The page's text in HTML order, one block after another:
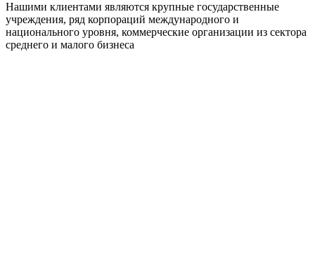
Нашими клиентами являются крупные государственные
учреждения, ряд корпораций международного и
национального уровня, коммерческие организации из сектора
среднего и малого бизнеса